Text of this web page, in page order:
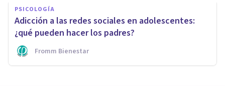
PSICOLOGÍA
Adicción a las redes sociales en adolescentes:
¿qué pueden hacer los padres?
Fromm Bienestar